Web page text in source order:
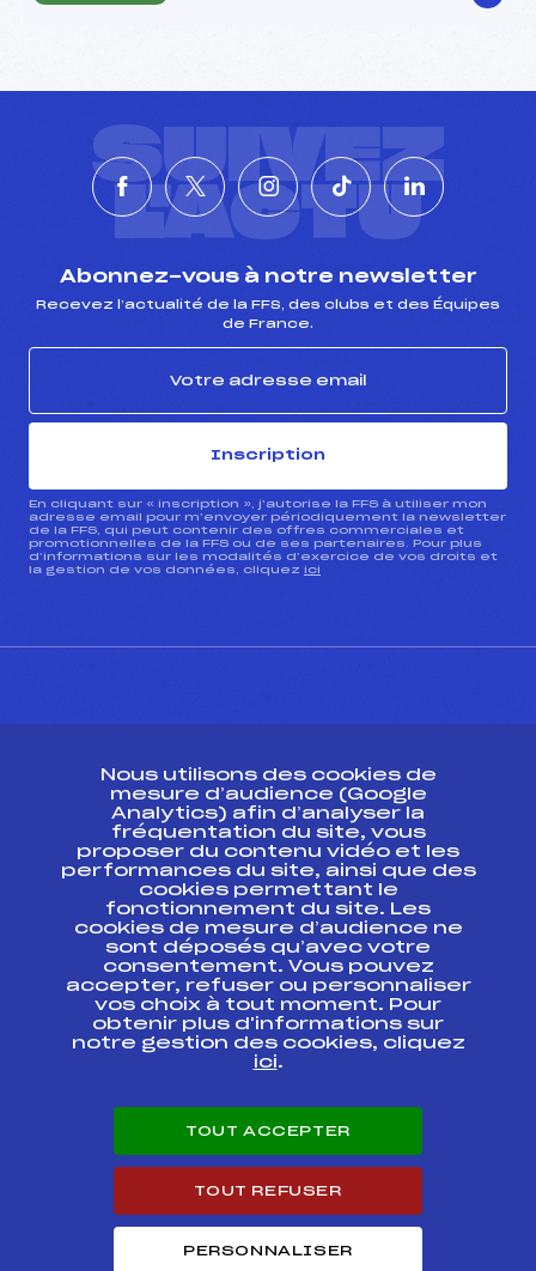
SUIVEZ
L'ACTU
Abonnez-vous à notre newsletter
Recevez l’actualité de la FFS, des clubs et des Équipes
de France.
Inscription
En cliquant sur « inscription », j’autorise la FFS à utiliser mon
adresse email pour m’envoyer périodiquement la newsletter
de la FFS, qui peut contenir des offres commerciales et
promotionnelles de la FFS ou de ses partenaires. Pour plus
d’informations sur les modalités d’exercice de vos droits et
la gestion de vos données, cliquez ici
ESPACE PRESSE
Ressources
Pass’Neige
Projet sportif fédéral
Projet de performance fédéral
Antidopage
Pôle Développement, Formation, Suivi
Scientifique
Listes ministérielles
Pôle vie de l’athlète
Carrières
Nous utilisons des cookies de
mesure d’audience (Google
Analytics) afin d’analyser la
fréquentation du site, vous
proposer du contenu vidéo et les
performances du site, ainsi que des
cookies permettant le
fonctionnement du site. Les
cookies de mesure d’audience ne
sont déposés qu’avec votre
consentement. Vous pouvez
accepter, refuser ou personnaliser
vos choix à tout moment. Pour
obtenir plus d'informations sur
notre gestion des cookies, cliquez
ici.
TOUT ACCEPTER
TOUT REFUSER
PERSONNALISER